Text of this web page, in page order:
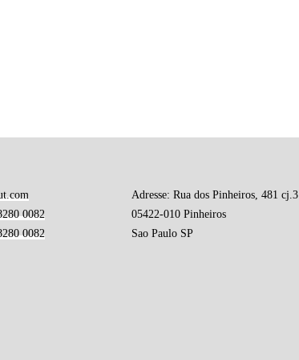
0082
0082
Adresse: Rua dos Pinheiros, 481 cj.3
05422-010 Pinheiros
Sao Paulo SP